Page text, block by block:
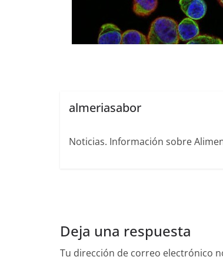
almeriasabor
Noticias. Información sobre
Deja una respuesta
Tu dirección de correo electrónico